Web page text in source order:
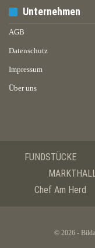
Unternehmen
AGB
Datenschutz
Impressum
Über uns
FUNDSTÜCKE
Chef Am Herd
© 2026 -